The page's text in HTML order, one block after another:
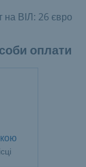
на ВІЛ: 26 євро
оплати